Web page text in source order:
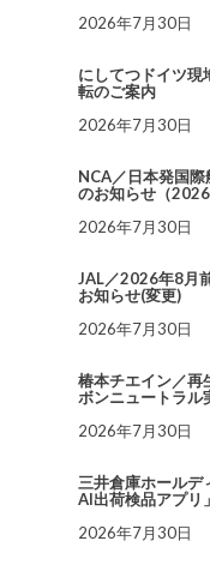
2026年7月30日
にしてつドイツ現
転のご案内
2026年7月30日
NCA／日本発国
のお知らせ（
2026年7月30日
JAL／2026年8月
お知らせ(変更)
2026年7月30日
椿本チエイン／再
ボンニュートラル
2026年7月30日
三井倉庫ホールデ
AI出荷検品アプリ
2026年7月30日